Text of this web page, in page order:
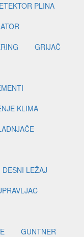
PLINA
GRIJAČ
KLIMA
DESNI LEŽAJ
GUNTNER